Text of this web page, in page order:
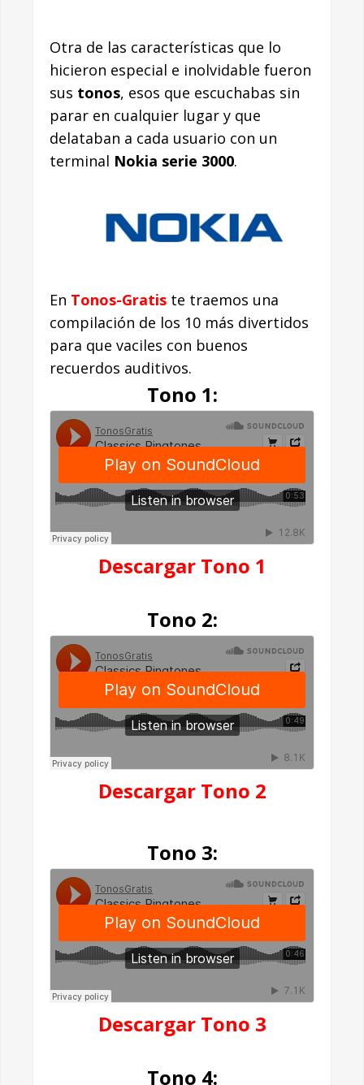
Otra de las características que lo
hicieron especial e inolvidable fueron
sus tonos, esos que escuchabas sin
parar en cualquier lugar y que
delataban a cada usuario con un
terminal Nokia serie 3000.
En Tonos-Gratis te traemos una
compilación de los 10 más divertidos
para que vaciles con buenos
recuerdos auditivos.
Tono 1:
Descargar Tono 1
Tono 2:
Descargar Tono 2
Tono 3:
Descargar Tono 3
Tono 4: